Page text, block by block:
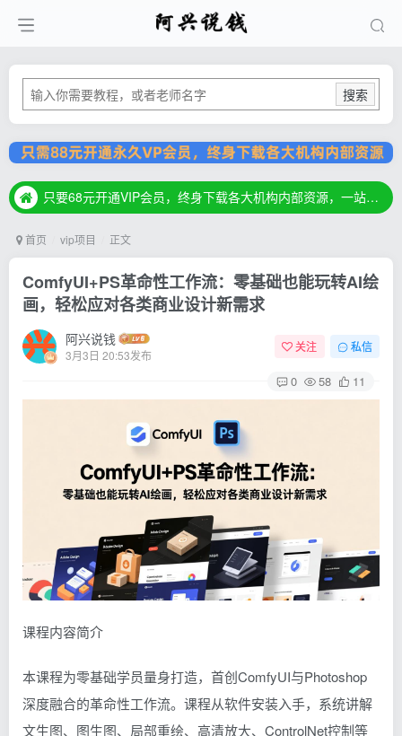
搜索
只要68元开通VIP会员，终身下载各大机构内部资源，一站式草根创业基地，最新最强网赚教程大全，小投入，大回报！
只要68元开通VIP会员，终身下载各大机构内部资源，一站式草根创业基地，最新最强网赚教程大全，小投入，大回报！
首页 vip项目 正文
ComfyUI+PS革命性工作流：零基础也能玩转AI绘
画，轻松应对各类商业设计新需求
阿兴说钱
3月3日 20:53发布
关注 私信
0 58 11
课程内容简介
本课程为零基础学员量身打造，首创ComfyUI与Photoshop
深度融合的革命性工作流。课程从软件安装入手，系统讲解
文生图、图生图、局部重绘、高清放大、ControlNet控制等